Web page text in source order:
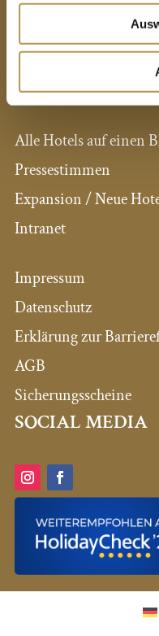
06741 802 0
Telefax:06741 802
Alle Hotels auf einen
Pressestimmen
Expansion / Neue
Intranet
Impressum
Datenschutz
Erklärung zur
AGB
Sicherungsscheine
SOCIAL MEDIA